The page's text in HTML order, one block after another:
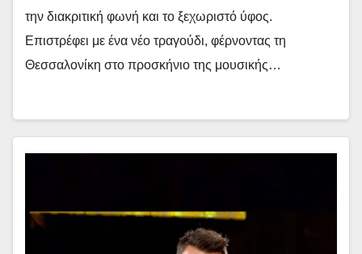
την διακριτική φωνή και το ξεχωριστό ύφος.
Επιστρέφει με ένα νέο τραγούδι, φέρνοντας τη
Θεσσαλονίκη στο προσκήνιο της μουσικής…